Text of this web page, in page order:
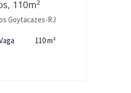
110m²
Goytacazes-RJ
110 m²